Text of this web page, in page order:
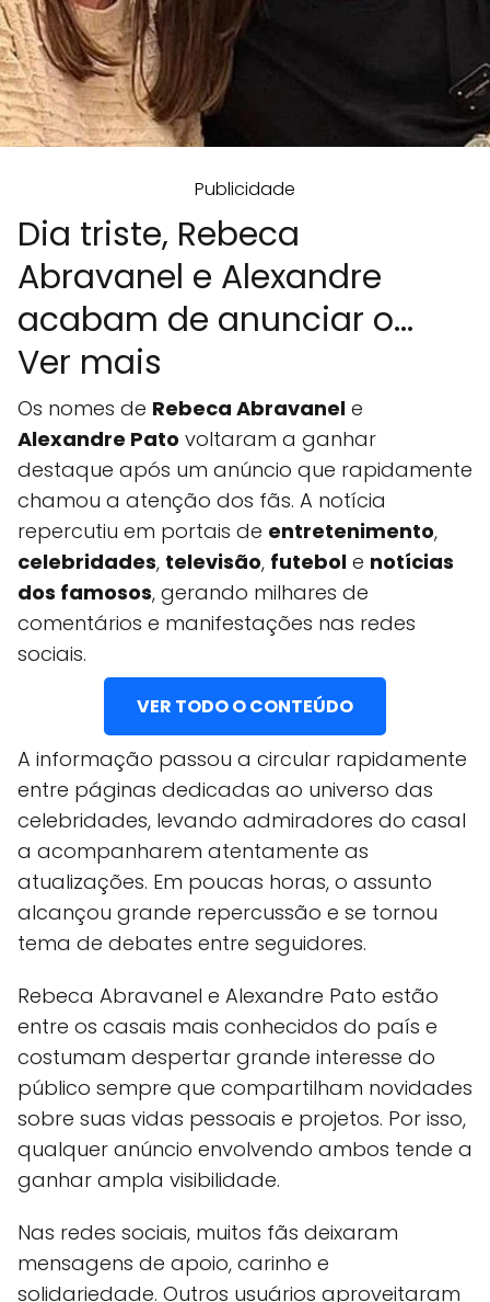
Publicidade
Dia triste, Rebeca
Abravanel e Alexandre
acabam de anunciar o...
Ver mais
Os nomes de Rebeca Abravanel e
Alexandre Pato voltaram a ganhar
destaque após um anúncio que rapidamente
chamou a atenção dos fãs. A notícia
repercutiu em portais de entretenimento,
celebridades, televisão, futebol e notícias
dos famosos, gerando milhares de
comentários e manifestações nas redes
sociais.
VER TODO O CONTEÚDO
A informação passou a circular rapidamente
entre páginas dedicadas ao universo das
celebridades, levando admiradores do casal
a acompanharem atentamente as
atualizações. Em poucas horas, o assunto
alcançou grande repercussão e se tornou
tema de debates entre seguidores.
Rebeca Abravanel e Alexandre Pato estão
entre os casais mais conhecidos do país e
costumam despertar grande interesse do
público sempre que compartilham novidades
sobre suas vidas pessoais e projetos. Por isso,
qualquer anúncio envolvendo ambos tende a
ganhar ampla visibilidade.
Nas redes sociais, muitos fãs deixaram
mensagens de apoio, carinho e
solidariedade. Outros usuários aproveitaram